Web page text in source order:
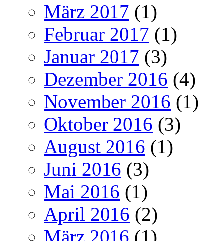
März 2017 (1)
Februar 2017 (1)
Januar 2017 (3)
Dezember 2016 (4)
November 2016 (1)
Oktober 2016 (3)
August 2016 (1)
Juni 2016 (3)
Mai 2016 (1)
April 2016 (2)
März 2016 (1)